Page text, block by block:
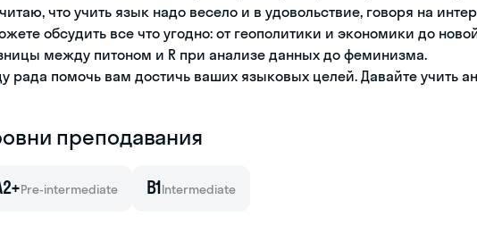
что учить язык надо весело и в удовольствие, говоря на
обсудить все что угодно: от геополитики и экономики до
между питоном и R при анализе данных до феминизма.
рада помочь вам достичь ваших языковых целей. Давайте учить
преподавания
Pre-intermediate B1Intermediate